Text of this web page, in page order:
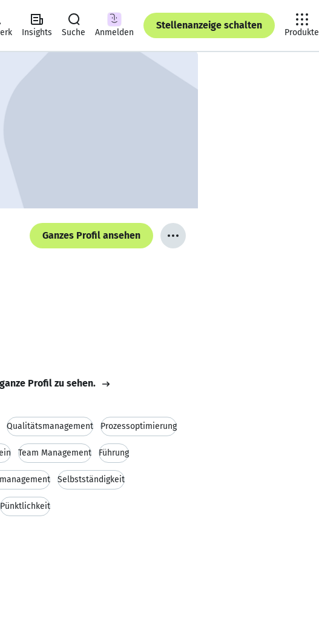
Insights Suche Anmelden
Stellenanzeige schalten
Produkte
Ganzes Profil ansehen
Profil zu sehen.
Qualitätsmanagement Prozessoptimierung
Team Management Führung
Selbstständigkeit
Pünktlichkeit